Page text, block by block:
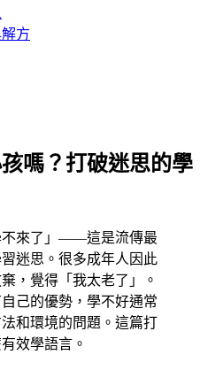
方
嗎？打破迷思的學
不來了」——這是流傳最
迷思。很多成年人因此
，覺得「我太老了」。
己的優勢，學不好通常
和環境的問題。這篇打
效學語言。